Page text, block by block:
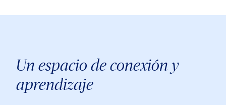
Un espacio de conexión y
aprendizaje